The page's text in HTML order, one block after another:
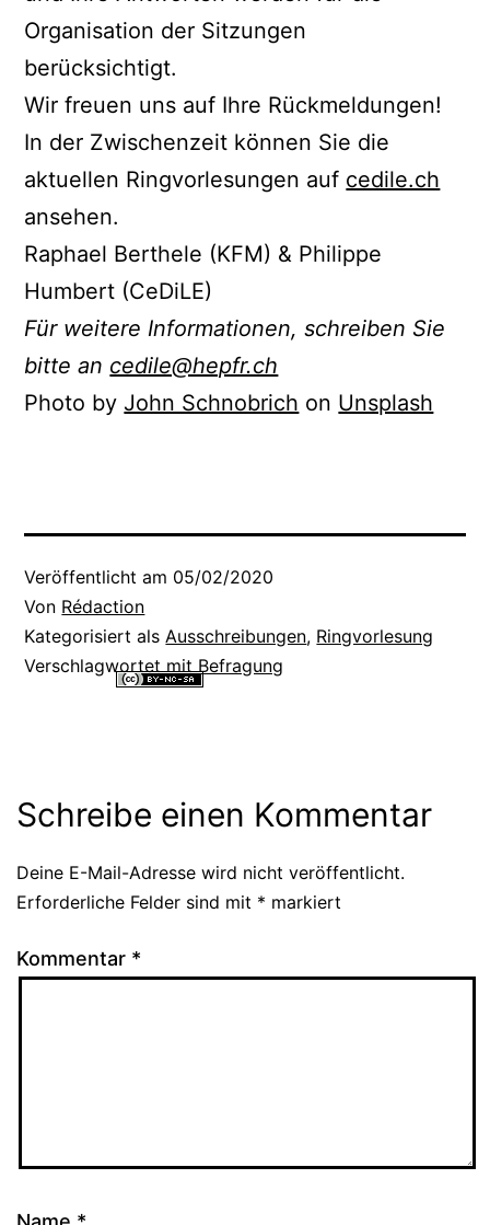
Organisation der Sitzungen
berücksichtigt.
Wir freuen uns auf Ihre Rückmeldungen!
In der Zwischenzeit können Sie die
aktuellen Ringvorlesungen auf cedile.ch
ansehen.
Raphael Berthele (KFM) & Philippe
Humbert (CeDiLE)
Für weitere Informationen, schreiben Sie
bitte an cedile@hepfr.ch
Photo by John Schnobrich on Unsplash
Veröffentlicht am 05/02/2020
Von Rédaction
Kategorisiert als Ausschreibungen, Ringvorlesung
Verschlagwortet mit Befragung
Schreibe einen Kommentar
Deine E-Mail-Adresse wird nicht veröffentlicht.
Erforderliche Felder sind mit * markiert
Kommentar *
Alternative: